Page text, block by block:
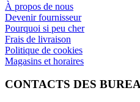
À propos de nous
Devenir fournisseur
Pourquoi si peu cher
Frais de livraison
Politique de cookies
Magasins et horaires
CONTACTS DES